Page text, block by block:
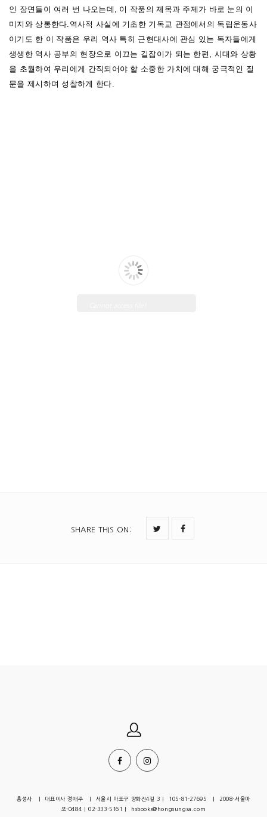
인 장면들이 여러 번 나오는데, 이 작품의 제목과 주제가 바로 눈의 이
미지와 상통한다. 역사적 사실에 기초한 기독교 관점에서의 독립운동사
이기도 한 이 작품은 우리 역사 특히 근현대사에 관심 있는 독자들에게
생생한 역사 공부의 현장으로 이끄는 길잡이가 되는 한편, 시대와 상황
을 초월하여 우리에게 간직되어야 할 소중한 가치에 대해 궁극적인 질
문을 제시하며 성찰하게 한다.
SHARE THIS ON :
홍성사 | 대표이사 정애주 | 서울시 마포구 양화진4길 3 | 105-81-27695 | 2008-서울마
포-0484 | 02-333-5161 | hsbooks@hongsungsa.com